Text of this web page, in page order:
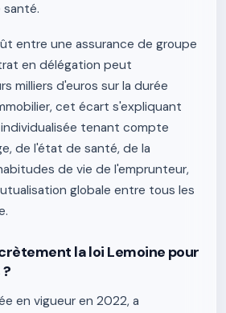
entre une assurance de groupe
en délégation peut
milliers d'euros sur la durée
cet écart s'expliquant
tenant compte
de l'état de santé, de la
de vie de l'emprunteur,
globale entre tous les
la loi Lemoine pour
en vigueur en 2022, a